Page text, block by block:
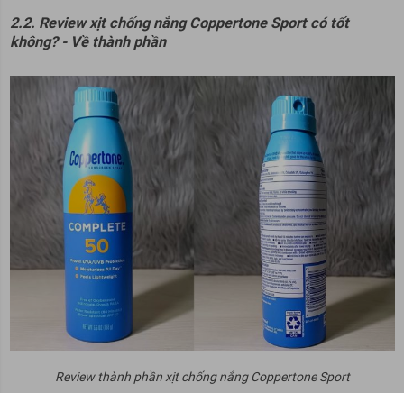
2.2. Review xịt chống nắng Coppertone Sport có tốt
không? - Về thành phần
Review thành phần xịt chống nắng Coppertone Sport